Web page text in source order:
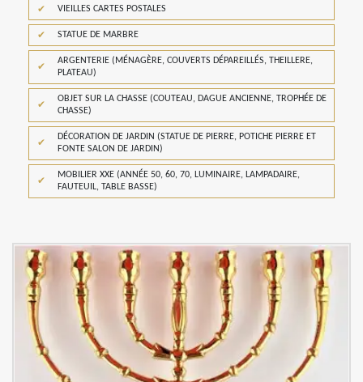
VIEILLES CARTES POSTALES
STATUE DE MARBRE
ARGENTERIE (MÉNAGÈRE, COUVERTS DÉPAREILLÉS, THEILLERE,
PLATEAU)
OBJET SUR LA CHASSE (COUTEAU, DAGUE ANCIENNE, TROPHÉE DE
CHASSE)
DÉCORATION DE JARDIN (STATUE DE PIERRE, POTICHE PIERRE ET
FONTE SALON DE JARDIN)
MOBILIER XXE (ANNÉE 50, 60, 70, LUMINAIRE, LAMPADAIRE,
FAUTEUIL, TABLE BASSE)